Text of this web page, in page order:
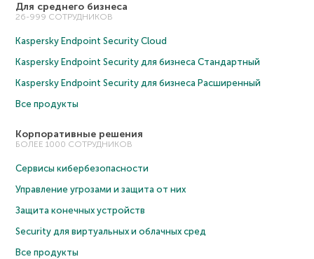
Для среднего бизнеса
26-999 СОТРУДНИКОВ
Kaspersky Endpoint Security Cloud
Kaspersky Endpoint Security для бизнеса Cтандартный
Kaspersky Endpoint Security для бизнеса Расширенный
Все продукты
Корпоративные решения
БОЛЕЕ 1000 СОТРУДНИКОВ
Сервисы кибербезопасности
Управление угрозами и защита от них
Защита конечных устройств
Security для виртуальных и облачных сред
Все продукты